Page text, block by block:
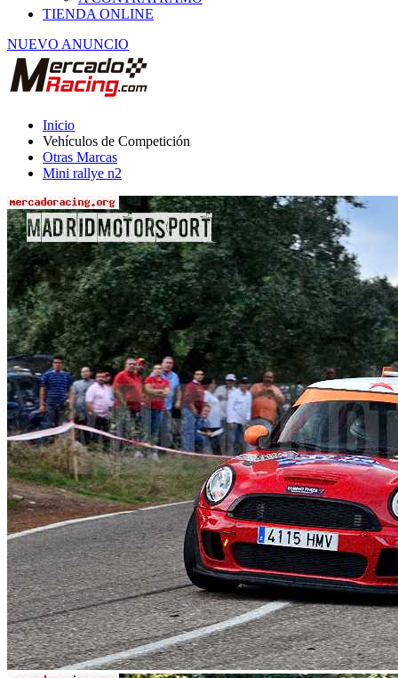
NUEVO ANUNCIO
Vehículos de Competición
Otras Marcas
Mini rallye n2